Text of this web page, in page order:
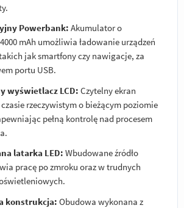
Powerbank: Akumulator o
mAh umożliwia ładowanie urządzeń
jak smartfony czy nawigacje, za
portu USB.
wyświetlacz LCD: Czytelny ekran
rzeczywistym o bieżącym poziomie
pełną kontrolę nad procesem
latarka LED: Wbudowane źródło
pracę po zmroku oraz w trudnych
konstrukcja: Obudowa wykonana z